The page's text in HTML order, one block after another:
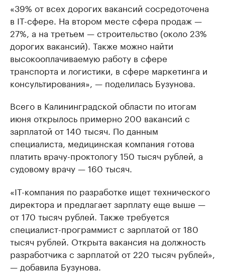
«39% от всех дорогих вакансий сосредоточена
в IT-сфере. На втором месте сфера продаж —
27%, а на третьем — строительство (около 23%
дорогих вакансий). Также можно найти
высокооплачиваемую работу в сфере
транспорта и логистики, в сфере маркетинга и
консультирования», — поделилась Бузунова.
Всего в Калининградской области по итогам
июня открылось примерно 200 вакансий с
зарплатой от 140 тысяч. По данным
специалиста, медицинская компания готова
платить врачу-проктологу 150 тысяч рублей, а
судовому врачу — 160 тысяч.
«IT-компания по разработке ищет технического
директора и предлагает зарплату еще выше —
от 170 тысяч рублей. Также требуется
специалист-программист с зарплатой от 180
тысяч рублей. Открыта вакансия на должность
разработчика с зарплатой от 220 тысяч рублей»,
— добавила Бузунова.